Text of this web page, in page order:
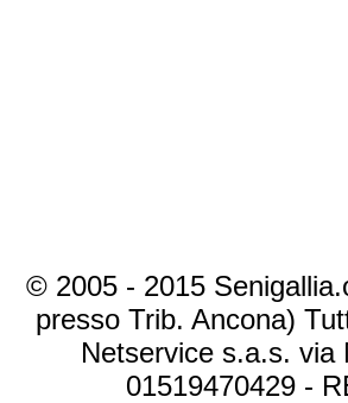
© 2005 - 2015
presso Trib. Ancona)
Netservice s.a.s. via
01519470429 -